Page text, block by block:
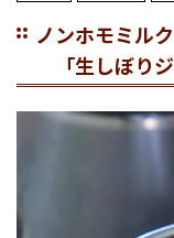
ノンホモミル
「生しぼりジ